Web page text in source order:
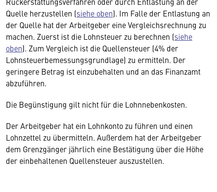
Quelle herzustellen (siehe oben). Im Falle der Entlastung an
der Quelle hat der Arbeitgeber eine Vergleichsrechnung zu
machen. Zuerst ist die Lohnsteuer zu berechnen (siehe
oben). Zum Vergleich ist die Quellensteuer (4% der
Lohnsteuerbemessungsgrundlage) zu ermitteln. Der
geringere Betrag ist einzubehalten und an das Finanzamt
abzuführen.
Die Begünstigung gilt nicht für die Lohnnebenkosten.
Der Arbeitgeber hat ein Lohnkonto zu führen und einen
Lohnzettel zu übermitteln. Außerdem hat der Arbeitgeber
dem Grenzgänger jährlich eine Bestätigung über die Höhe
der einbehaltenen Quellensteuer auszustellen.